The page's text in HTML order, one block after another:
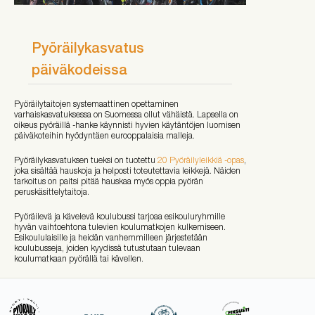
Pyöräilykasvatus
päiväkodeissa
Pyöräilytaitojen systemaattinen opettaminen
varhaiskasvatuksessa on Suomessa ollut vähäistä. Lapsella on
oikeus pyöräillä -hanke käynnisti hyvien käytäntöjen luomisen
päiväkoteihin hyödyntäen eurooppalaisia malleja.
Pyöräilykasvatuksen tueksi on tuotettu 20 Pyöräilyleikkiä -opas,
joka sisältää hauskoja ja helposti toteutettavia leikkejä. Näiden
tarkoitus on paitsi pitää hauskaa myös oppia pyörän
peruskäsittelytaitoja.
Pyöräilevä ja kävelevä koulubussi tarjoaa esikouluryhmille
hyvän vaihtoehtona tulevien koulumatkojen kulkemiseen.
Esikoululaisille ja heidän vanhemmilleen järjestetään
koulubusseja, joiden kyydissä tutustutaan tulevaan
koulumatkaan pyörällä tai kävellen.